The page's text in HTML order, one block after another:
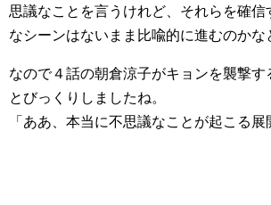
思議なことを言うけれど、それらを確信
なシーンはないまま比喩的に進むのかな
なので４話の朝倉涼子がキョンを襲撃す
とびっくりしましたね。
「ああ、本当に不思議なことが起こる展